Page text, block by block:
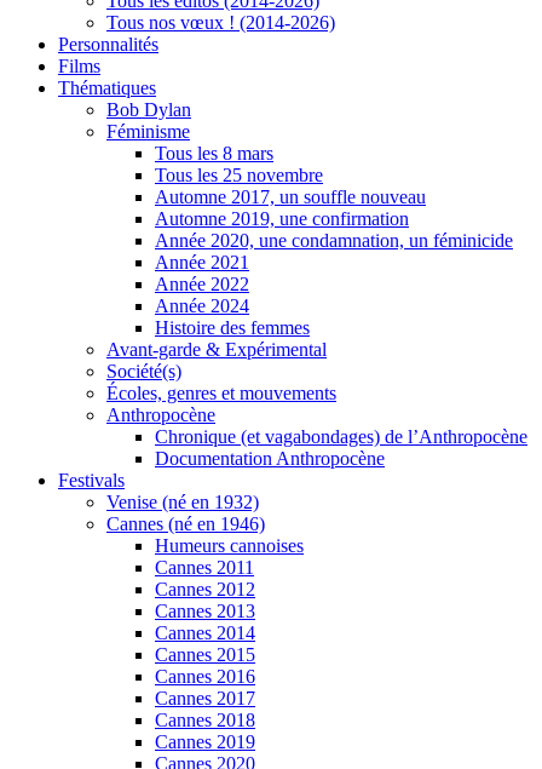
Tous nos vœux ! (2014-2026)
Personnalités
Films
Thématiques
Bob Dylan
Féminisme
Tous les 8 mars
Tous les 25 novembre
Automne 2017, un souffle nouveau
Automne 2019, une confirmation
Année 2020, une condamnation, un féminicide
Année 2021
Année 2022
Année 2024
Histoire des femmes
Avant-garde & Expérimental
Société(s)
Écoles, genres et mouvements
Anthropocène
Chronique (et vagabondages) de l’Anthropocène
Documentation Anthropocène
Festivals
Venise (né en 1932)
Cannes (né en 1946)
Humeurs cannoises
Cannes 2011
Cannes 2012
Cannes 2013
Cannes 2014
Cannes 2015
Cannes 2016
Cannes 2017
Cannes 2018
Cannes 2019
Cannes 2020